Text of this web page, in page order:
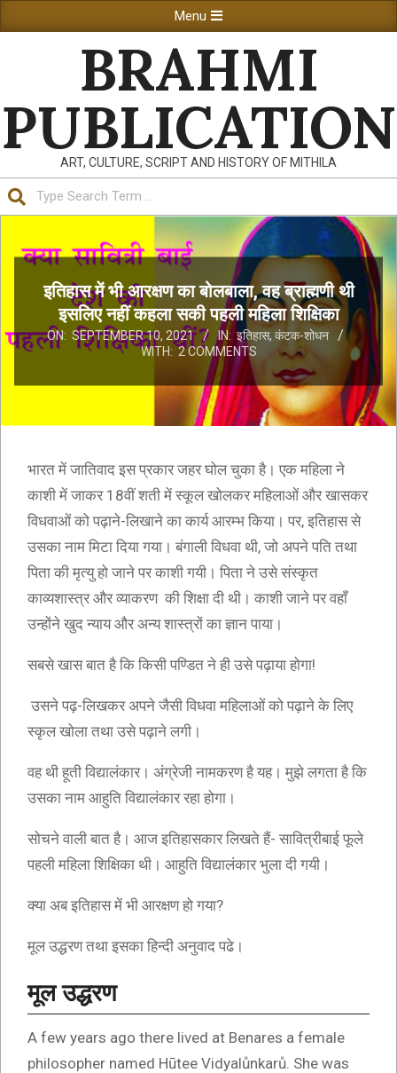
to
Navigation
Menu
BRAHMI
PUBLICATION
ART, CULTURE, SCRIPT AND HISTORY OF MITHILA
इतिहास में भी आरक्षण का बोलबाला, वह ब्राह्मणी थी
इसलिए नहीं कहला सकी पहली महिला शिक्षिका
ON: SEPTEMBER 10, 2021 IN: इतिहास, कंटक-शोधन
WITH: 2 COMMENTS
भारत में जातिवाद इस प्रकार जहर घोल चुका है। एक महिला ने
काशी में जाकर 18वीं शती में स्कूल खोलकर महिलाओं और खासकर
विधवाओं को पढ़ाने-लिखाने का कार्य आरम्भ किया। पर, इतिहास से
उसका नाम मिटा दिया गया। बंगाली विधवा थी, जो अपने पति तथा
पिता की मृत्यु हो जाने पर काशी गयी। पिता ने उसे संस्कृत
काव्यशास्त्र और व्याकरण की शिक्षा दी थी। काशी जाने पर वहाँ
उन्होंने खुद न्याय और अन्य शास्त्रों का ज्ञान पाया।
सबसे खास बात है कि किसी पण्डित ने ही उसे पढ़ाया होगा!
उसने पढ़-लिखकर अपने जैसी विधवा महिलाओं को पढ़ाने के लिए
स्कृल खोला तथा उसे पढ़ाने लगी।
वह थी हूती विद्यालंकार। अंग्रेजी नामकरण है यह। मुझे लगता है कि
उसका नाम आहुति विद्यालंकार रहा होगा।
सोचने वाली बात है। आज इतिहासकार लिखते हैं- सावित्रीबाई फूले
पहली महिला शिक्षिका थी। आहुति विद्यालंकार भुला दी गयी।
क्या अब इतिहास में भी आरक्षण हो गया?
मूल उद्धरण तथा इसका हिन्दी अनुवाद पढे।
मूल उद्धरण
A few years ago there lived at Benares a female
philosopher named Hūtee Vidyalůnkarů. She was